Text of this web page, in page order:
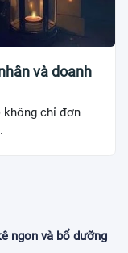
và doanh
không chỉ đơn
ngon và bổ dưỡng